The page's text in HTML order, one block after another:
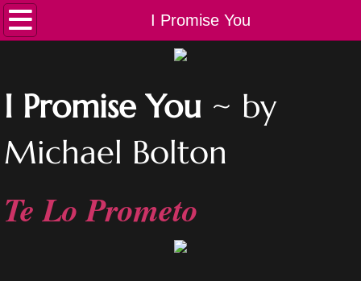
I Promise You
Inicio
Lecciones
Playlist
I Promise You ~ by
Michael Bolton
Te Lo Prometo